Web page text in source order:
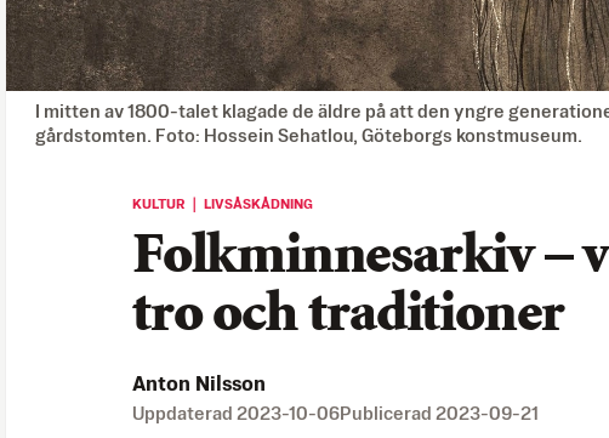
I mitten av 1800-talet klagade de äldre på att den yngre
gårdstomten. Foto: Hossein Sehatlou, Göteborgs konstmuseum.
KULTUR ｜ LIVSÅSKÅDNING
Folkminnesarkiv –
tro och traditioner
Anton Nilsson
Uppdaterad 2023-10-06 Publicerad 2023-09-21